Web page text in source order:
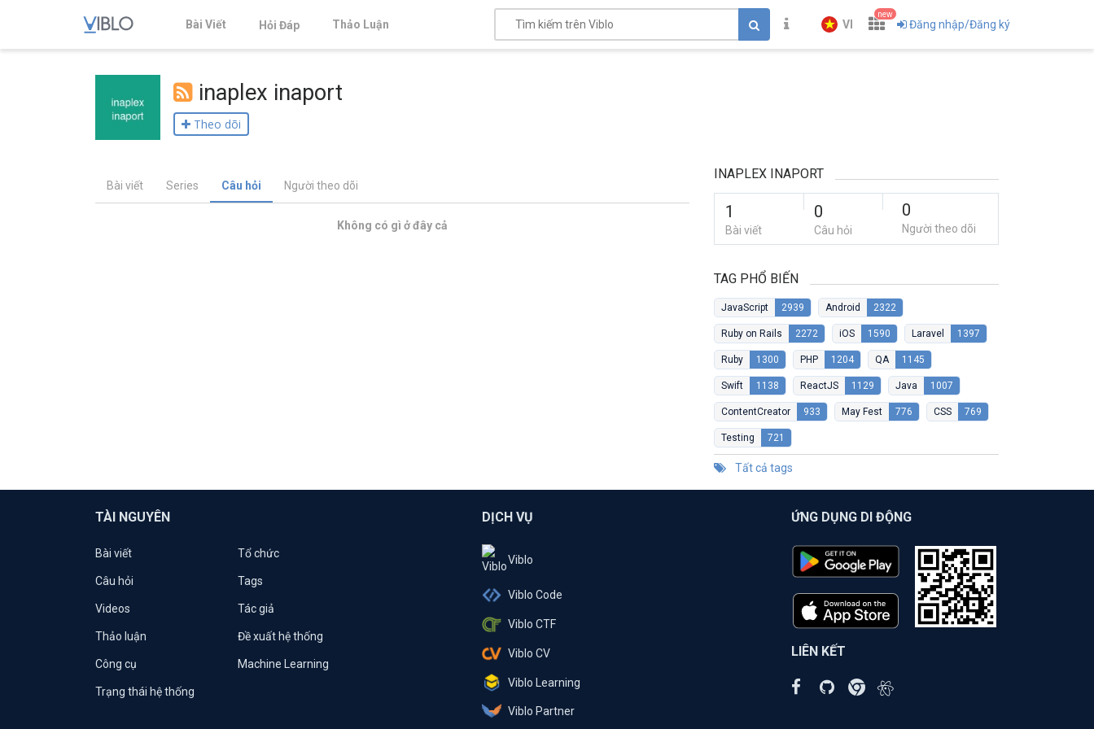
Bài Viết Hỏi Đáp Thảo Luận VI
new
Đăng nhập/Đăng ký
inaplex inaport
Theo dõi
Bài viết Series Câu hỏi Người theo dõi
Không có gì ở đây cả
INAPLEX INAPORT
1
Bài viết
0
Câu hỏi
0
Người theo dõi
TAG PHỔ BIẾN
JavaScript 2939 Android 2322
Ruby on Rails 2272 iOS 1590 Laravel 1397
Ruby 1300 PHP 1204 QA 1145
Swift 1138 ReactJS 1129 Java 1007
ContentCreator 933 May Fest 776 CSS 769
Testing 721
Tất cả tags
TÀI NGUYÊN
Bài viết Tổ chức
Câu hỏi Tags
Videos Tác giả
Thảo luận Đề xuất hệ thống
Công cụ Machine Learning
Trạng thái hệ thống
DỊCH VỤ
Viblo
Viblo Code
Viblo CTF
Viblo CV
Viblo Learning
Viblo Partner
ỨNG DỤNG DI ĐỘNG
LIÊN KẾT